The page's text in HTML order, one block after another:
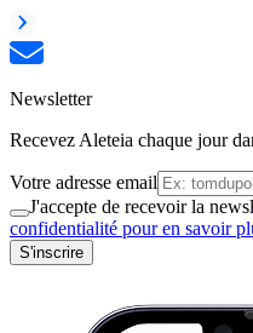
Newsletter
Recevez Aleteia chaque jour
Votre adresse email
J'accepte de recevoir la
confidentialité pour en savoir
S'inscrire